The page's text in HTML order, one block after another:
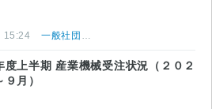
15:24 一般社団法人 日本産業機械工業会
度上半期 産業機械受注状況（２０２
月）